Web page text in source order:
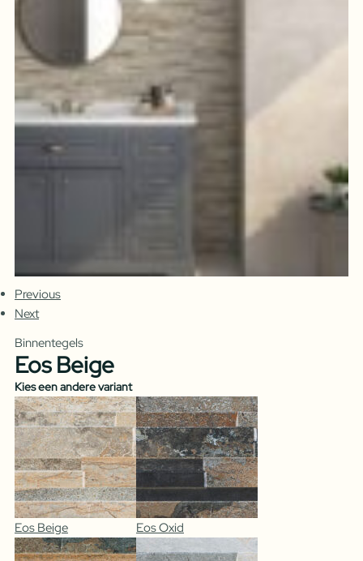
Previous
Next
Binnentegels
Eos Beige
Kies een andere variant
Eos Beige Eos Oxid